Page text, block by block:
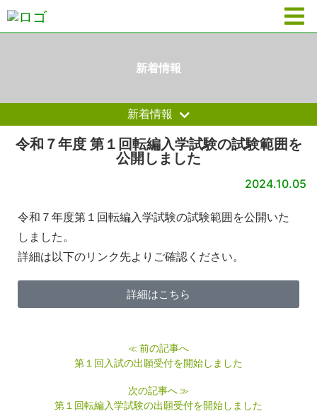
新着情報
新着情報
令和７年度 第１回転編入学試験の試験範囲を
公開しました
2024.10.05
令和７年度第１回転編入学試験の試験範囲を公開いた
しました。
詳細は以下のリンク先よりご確認ください。
詳細はこちら
≪前の記事へ
第１回入試の出願受付を開始しました
次の記事へ≫
第１回転編入学試験の出願受付を開始しました